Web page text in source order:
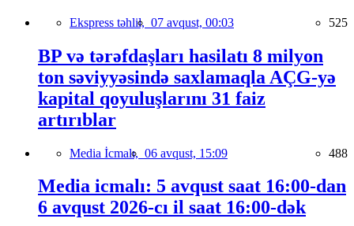
Ekspress təhlil, 07 avqust, 00:03 525
BP və tərəfdaşları hasilatı 8 milyon
ton səviyyəsində saxlamaqla AÇG-yə
kapital qoyuluşlarını 31 faiz
artırıblar
Media İcmalı, 06 avqust, 15:09 488
Media icmalı: 5 avqust saat 16:00-dan
6 avqust 2026-cı il saat 16:00-dək